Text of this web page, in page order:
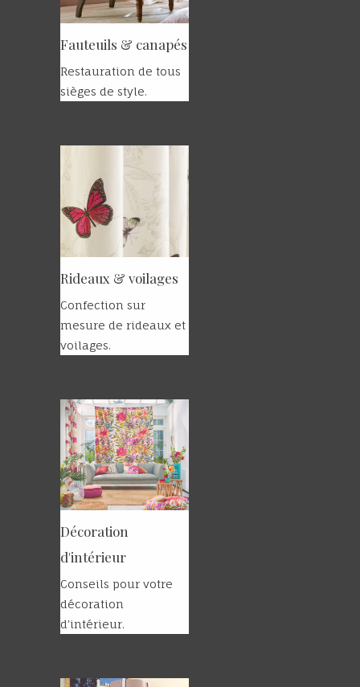
Fauteuils & canapés
Restauration de tous
sièges de style.
Rideaux & voilages
Confection sur
mesure de rideaux et
voilages.
Décoration
d'intérieur
Conseils pour votre
décoration
d'intérieur.